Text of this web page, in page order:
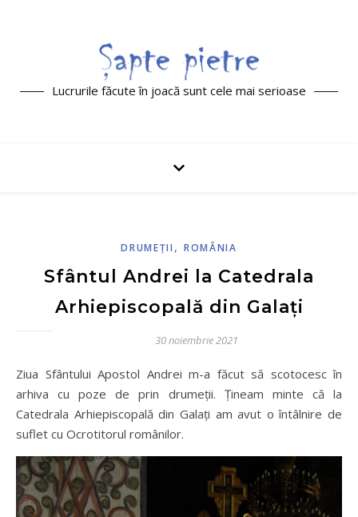
Lucrurile făcute în joacă sunt cele mai serioase
DRUMEŢII , ROMÂNIA
Sfântul Andrei la Catedrala
Arhiepiscopală din Galați
30 noiembrie 2021
Ziua Sfântului Apostol Andrei m-a făcut să scotocesc în
arhiva cu poze de prin drumeții. Țineam minte că la
Catedrala Arhiepiscopală din Galați am avut o întâlnire de
suflet cu Ocrotitorul românilor.